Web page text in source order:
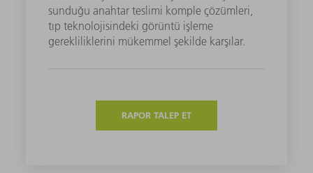
sunduğu anahtar teslimi komple çözümleri,
tıp teknolojisindeki görüntü işleme
gerekliliklerini mükemmel şekilde karşılar.
RAPOR TALEP ET